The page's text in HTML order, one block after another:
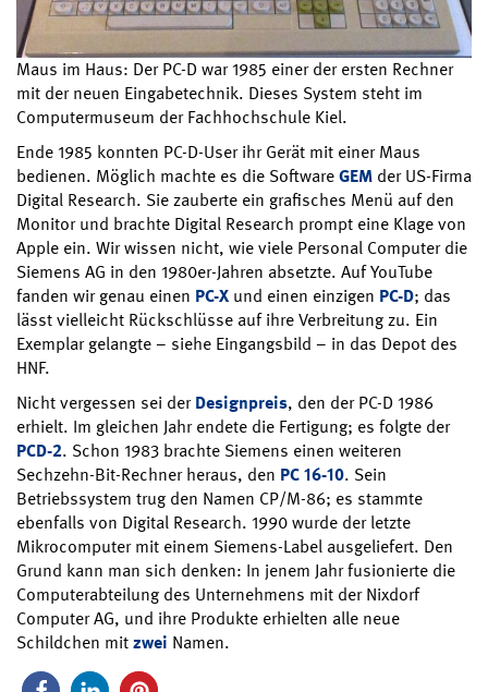
Maus im Haus: Der PC-D war 1985 einer der ersten Rechner
mit der neuen Eingabetechnik. Dieses System steht im
Computermuseum der Fachhochschule Kiel.
Ende 1985 konnten PC-D-User ihr Gerät mit einer Maus
bedienen. Möglich machte es die SoftwareGEM der US-Firma
Digital Research. Sie zauberte ein grafisches Menü auf den
Monitor und brachte Digital Research prompt eine Klage von
Apple ein. Wir wissen nicht, wie viele Personal Computer die
Siemens AG in den 1980er-Jahren absetzte. Auf YouTube
fanden wir genau einen PC-X und einen einzigen PC-D; das
lässt vielleicht Rückschlüsse auf ihre Verbreitung zu. Ein
Exemplar gelangte – siehe Eingangsbild – in das Depot des
HNF.
Nicht vergessen sei derDesignpreis, den der PC-D 1986
erhielt. Im gleichen Jahr endete die Fertigung; es folgte der
PCD-2. Schon 1983 brachte Siemens einen weiteren
Sechzehn-Bit-Rechner heraus, den PC 16-10. Sein
Betriebssystem trug den Namen CP/M-86; es stammte
ebenfalls von Digital Research. 1990 wurde der letzte
Mikrocomputer mit einem Siemens-Label ausgeliefert. Den
Grund kann man sich denken: In jenem Jahr fusionierte die
Computerabteilung des Unternehmens mit der Nixdorf
Computer AG, und ihre Produkte erhielten alle neue
Schildchen mitzwei Namen.